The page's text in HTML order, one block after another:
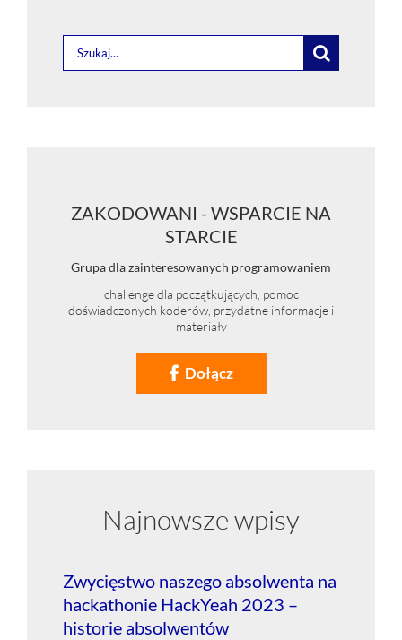
Szukaj
ZAKODOWANI - WSPARCIE NA
STARCIE
Grupa dla zainteresowanych programowaniem
challenge dla początkujących, pomoc
doświadczonych koderów, przydatne informacje i
materiały
Dołącz
Najnowsze wpisy
Zwycięstwo naszego absolwenta na
hackathonie HackYeah 2023 –
historie absolwentów